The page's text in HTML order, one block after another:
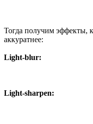
Тогда получим эффекты,
аккуратнее:
Light-blur:
Light-sharpen: